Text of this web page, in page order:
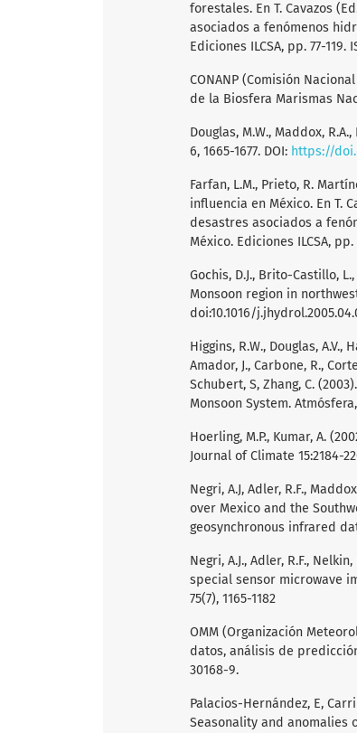
forestales. En T. Cavazos
asociados a fenómenos
Ediciones ILCSA, pp. 77-119.
CONANP (Comisión
de la Biosfera Marismas
Douglas, M.W., Maddox,
6, 1665-1677. DOI: https://
Farfan, L.M., Prieto, R.
influencia en México. En T.
desastres asociados a
México. Ediciones ILCSA,
Gochis, D.J., Brito-Castillo,
Monsoon region in
doi:10.1016/
Higgins, R.W., Douglas, A.V.,
Amador, J., Carbone, R.,
Schubert, S, Zhang, C.
Monsoon System.
Hoerling, M.P., Kumar, A.
Journal of Climate 15:2184-
Negri, A.J, Adler, R.F.,
over Mexico and the
geosynchronous infrared
Negri, A.J., Adler, R.F.,
special sensor microwave
75(7), 1165-1182
OMM (Organización
datos, análisis de
30168-9.
Palacios-Hernández, E,
Seasonality and anomalies